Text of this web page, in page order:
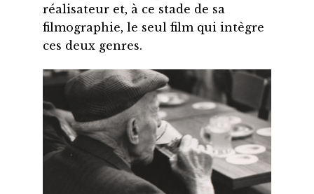
réalisateur et, à ce stade de sa
filmographie, le seul film qui intègre
ces deux genres.